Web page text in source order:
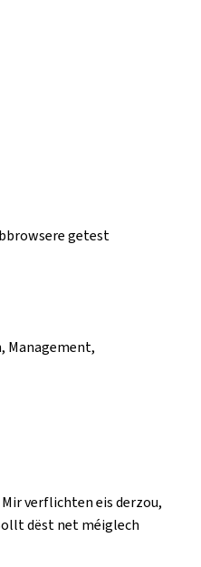
getest
Management,
verflichten eis derzou,
dëst net méiglech